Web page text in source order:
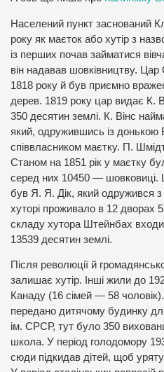
Населений пункт заснований
року як маєток або хутір з
із перших почав займатися
він надавав шовківництву.
1818 року й був приємно
дерев. 1819 року цар видає К.
350 десятин землі. К. Вінс
який, одружившись із донькою
співвласником маєтку. П.
Станом на 1851 рік у маєтку
серед них 10450 —
був Я. Я. Дік, який одружився
хуторі проживало в 12 дворах
складу хутора Штейнбах
13539 десятин землі.
Після революції й
залишає хутір. Інші жили до
Канаду (16 сімей — 58
передано дитячому будинку
ім. СРСР, тут було 350
школа. У період голодомору
сюди підкидав дітей, щоб